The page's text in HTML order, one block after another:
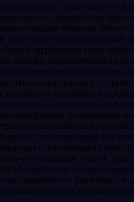
Индекс общей токсичности
аэрогенного загрязнения
концентрации тяжелых
в пересчете на биологический
общего загрязнения почв
по эколого-геохимическим
полуколичественного
рентгено-спектрального
Содержания сульфатов и
нитратные и аммиакатные
депонирующем поллютанты,
трехкратных заборов проб
Кирова с последующим его
нагрузка грузопотока на
количество машин / час×L
(ИЧА) вычислен согласно
токсикофобности различных
нормализованных оценок